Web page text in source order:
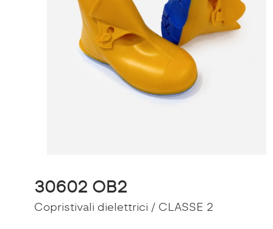
30602 OB2
Copristivali dielettrici / CLASSE 2